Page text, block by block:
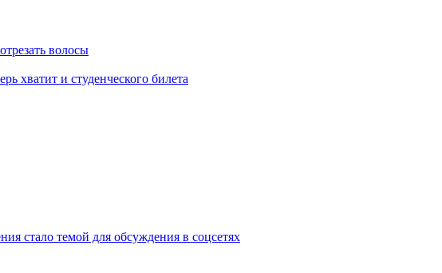
волосы
хватит и студенческого билета
стало темой для обсуждения в соцсетях